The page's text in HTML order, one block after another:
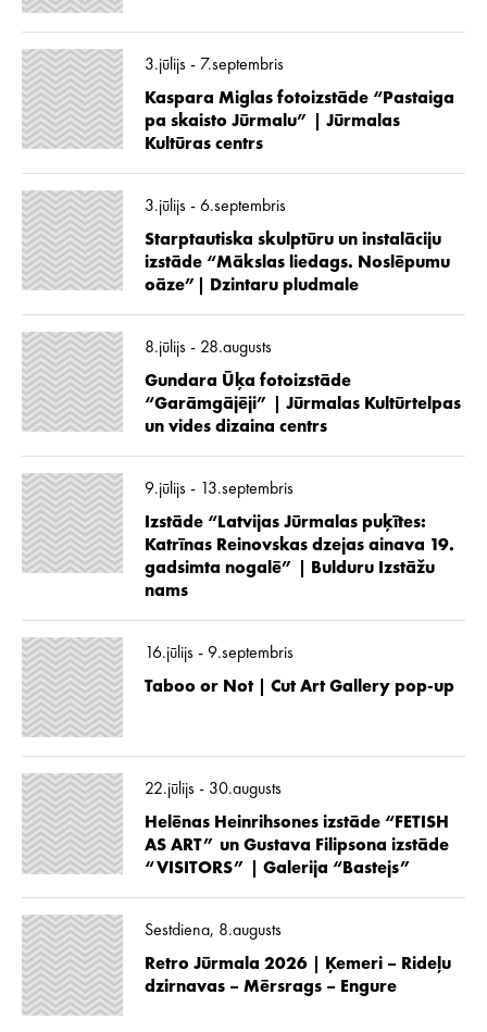
3.jūlijs - 7.septembris
Kaspara Miglas fotoizstāde “Pastaiga
pa skaisto Jūrmalu” | Jūrmalas
Kultūras centrs
3.jūlijs - 6.septembris
Starptautiska skulptūru un instalāciju
izstāde “Mākslas liedags. Noslēpumu
oāze”| Dzintaru pludmale
8.jūlijs - 28.augusts
Gundara Ūķa fotoizstāde
“Garāmgājēji” | Jūrmalas Kultūrtelpas
un vides dizaina centrs
9.jūlijs - 13.septembris
Izstāde “Latvijas Jūrmalas puķītes:
Katrīnas Reinovskas dzejas ainava 19.
gadsimta nogalē” | Bulduru Izstāžu
nams
16.jūlijs - 9.septembris
Taboo or Not | Cut Art Gallery pop-up
22.jūlijs - 30.augusts
Helēnas Heinrihsones izstāde “FETISH
AS ART” un Gustava Filipsona izstāde
“VISITORS” | Galerija “Bastejs”
Sestdiena, 8.augusts
Retro Jūrmala 2026 | Ķemeri – Rideļu
dzirnavas – Mērsrags – Engure